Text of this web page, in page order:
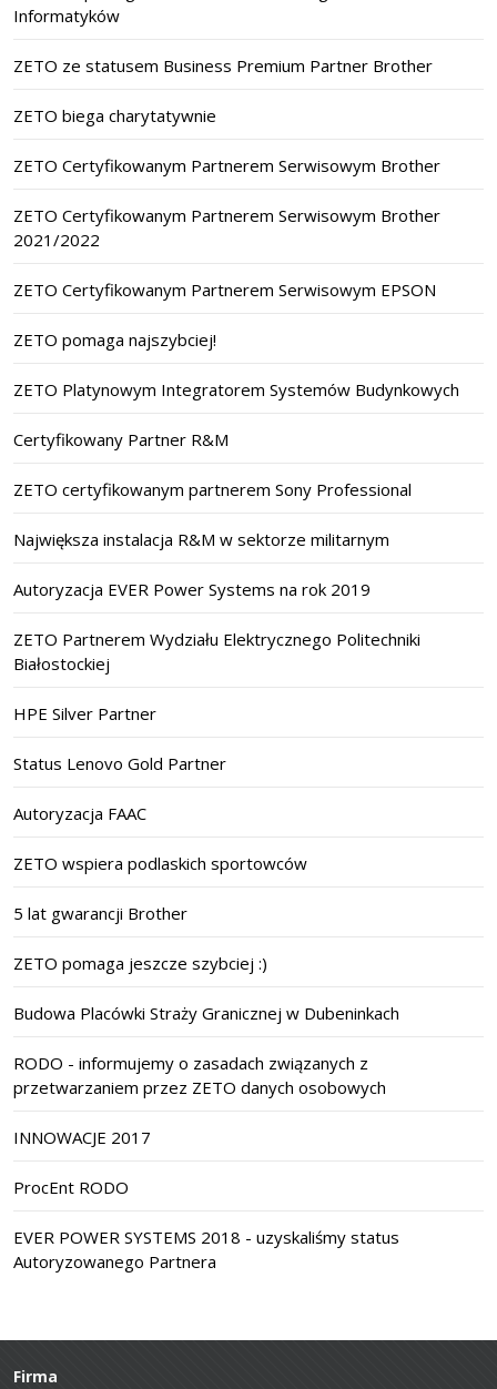
Informatyków
ZETO ze statusem Business Premium Partner Brother
ZETO biega charytatywnie
ZETO Certyfikowanym Partnerem Serwisowym Brother
ZETO Certyfikowanym Partnerem Serwisowym Brother
2021/2022
ZETO Certyfikowanym Partnerem Serwisowym EPSON
ZETO pomaga najszybciej!
ZETO Platynowym Integratorem Systemów Budynkowych
Certyfikowany Partner R&M
ZETO certyfikowanym partnerem Sony Professional
Największa instalacja R&M w sektorze militarnym
Autoryzacja EVER Power Systems na rok 2019
ZETO Partnerem Wydziału Elektrycznego Politechniki
Białostockiej
HPE Silver Partner
Status Lenovo Gold Partner
Autoryzacja FAAC
ZETO wspiera podlaskich sportowców
5 lat gwarancji Brother
ZETO pomaga jeszcze szybciej :)
Budowa Placówki Straży Granicznej w Dubeninkach
RODO - informujemy o zasadach związanych z
przetwarzaniem przez ZETO danych osobowych
INNOWACJE 2017
ProcEnt RODO
EVER POWER SYSTEMS 2018 - uzyskaliśmy status
Autoryzowanego Partnera
Firma